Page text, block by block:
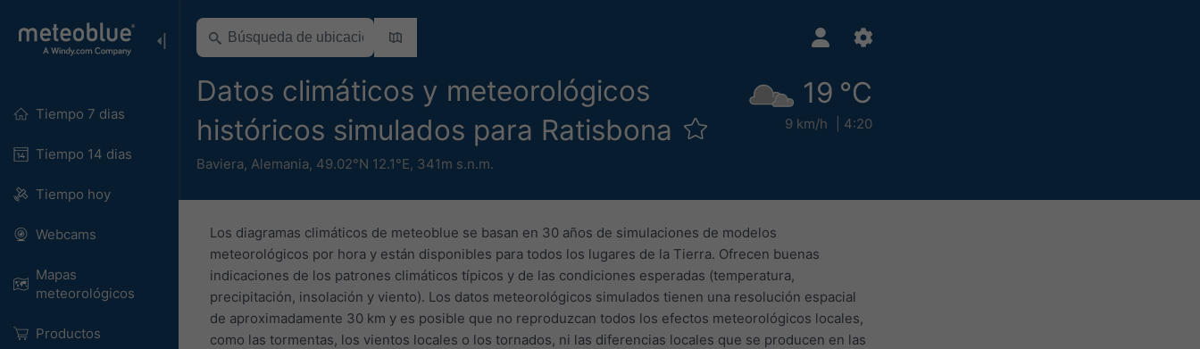
Tiempo 7 dias
Tiempo 14 dias
Tiempo hoy
Webcams
Mapas
meteorológicos
Productos
Datos climáticos y meteorológicos
históricos simulados para Ratisbona
Baviera, Alemania, 49.02°N 12.1°E, 341m s.n.m.
19 °C
9 km/h 4:20
Los diagramas climáticos de meteoblue se basan en 30 años de simulaciones de modelos
meteorológicos por hora y están disponibles para todos los lugares de la Tierra. Ofrecen buenas
indicaciones de los patrones climáticos típicos y de las condiciones esperadas (temperatura,
precipitación, insolación y viento). Los datos meteorológicos simulados tienen una resolución espacial
de aproximadamente 30 km y es posible que no reproduzcan todos los efectos meteorológicos locales,
como las tormentas, los vientos locales o los tornados, ni las diferencias locales que se producen en las